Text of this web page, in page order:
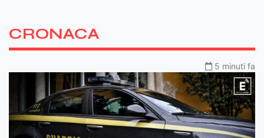
CRONACA
5 minuti fa